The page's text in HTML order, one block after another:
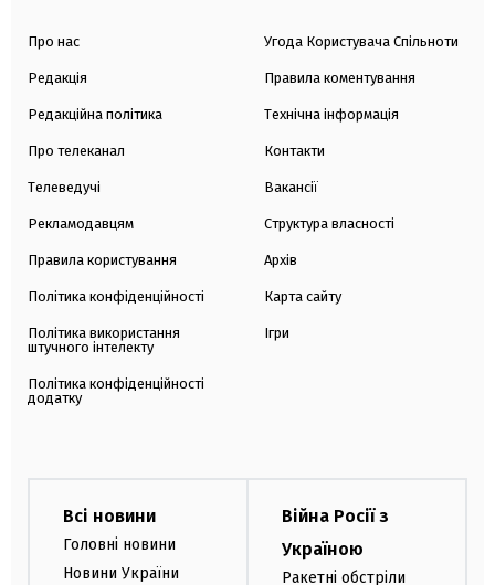
Про нас
Редакція
Редакційна політика
Про телеканал
Телеведучі
Рекламодавцям
Правила користування
Політика конфіденційності
Політика використання
штучного інтелекту
Політика конфіденційності
додатку
Угода Користувача Спільноти
Правила коментування
Технічна інформація
Контакти
Вакансії
Структура власності
Архів
Карта сайту
Ігри
Всі новини
Головні новини
Новини України
Війна Росії з
Україною
Ракетні обстріли